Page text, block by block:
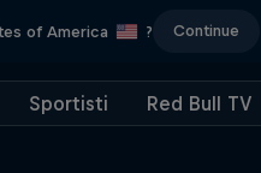
of America ? Continue
Sportisti Red Bull TV